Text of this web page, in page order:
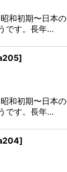
和初期〜日本
です。長年…
]
和初期〜日本
です。長年…
]